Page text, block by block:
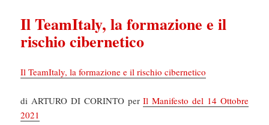
Il TeamItaly, la formazione e il
rischio cibernetico
Il TeamItaly, la formazione e il rischio cibernetico
di ARTURO DI CORINTO perIl Manifesto del 14 Ottobre
2021